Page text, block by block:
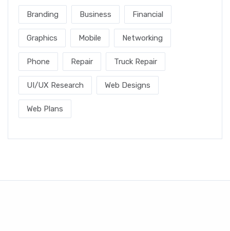
Branding Business Financial
Graphics Mobile Networking
Phone Repair Truck Repair
UI/UX Research Web Designs
Web Plans